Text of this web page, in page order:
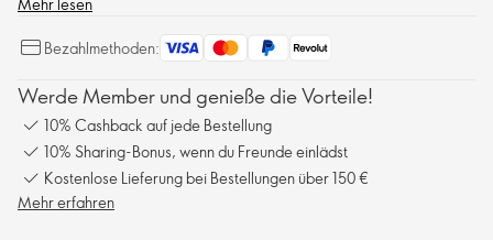
Bezahlmethoden:
Werde Member und genieße die Vorteile!
10% Cashback auf jede Bestellung
10% Sharing-Bonus, wenn du Freunde einlädst
Kostenlose Lieferung bei Bestellungen über 150 €
Mehr erfahren